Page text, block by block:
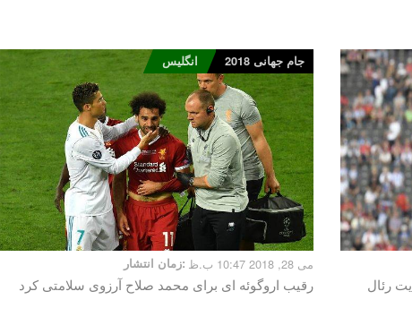
رئال
جام جهانی 2018 انگلیس
زمان انتشار: می 28, 2018 10:47 ب.ظ
رقیب اروگوئه ای برای محمد صلاح آرزوی سلامتی کرد